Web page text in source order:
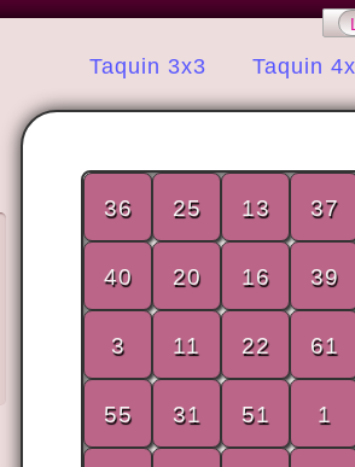
Taquin 3x3 Taquin
36 25 13 37
40 20 16 39
3 11 22 61
55 31 51 1